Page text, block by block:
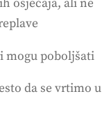
osjećaja, ali ne
mogu poboljšati
da se vrtimo u